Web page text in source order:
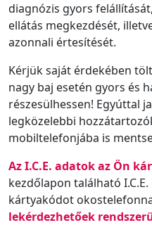
diagnózis gyors
ellátás megkezdését,
azonnali értesítését.
Kérjük saját érdekében
nagy baj esetén gyors és
részesülhessen! Egyúttal
legközelebbi
mobiltelefonjába is mentse
Az I.C.E. adatok az Ön
kezdőlapon található
kártyakódot
lekérdezhetőek